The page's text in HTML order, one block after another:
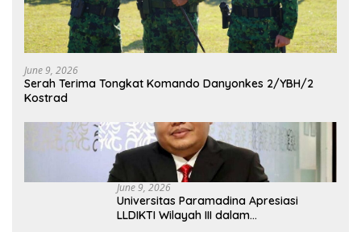
June 9, 2026
Serah Terima Tongkat Komando Danyonkes 2/YBH/2
Kostrad
June 9, 2026
Universitas Paramadina Apresiasi
LLDIKTI Wilayah III dalam